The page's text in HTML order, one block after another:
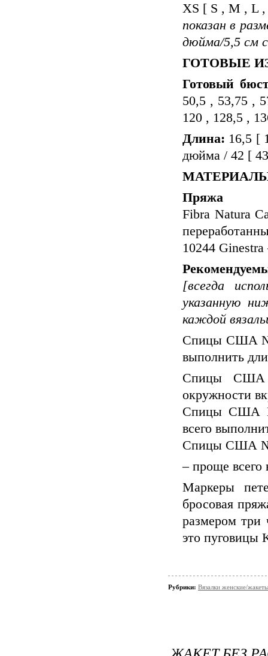
XS [ S , M , L
показан в
дюйма/5,5 см
ГОТОВЫЕ
Готовый
50,5 , 53,75 ,
120 , 128,5 ,
Длина: 16,5 [
дюйма / 42 [
Пряжа
Fibra Natura
10244
[всегда
указанную
каждой
Спицы США №
выполнить
Спицы США
окружности
Спицы США
всего
Спицы США №
– проще всего
Маркеры
бросовая
размером
это пуговицы
Рубрики: Вязалки женские/жакеты
ЖАКЕТ БЕЗ